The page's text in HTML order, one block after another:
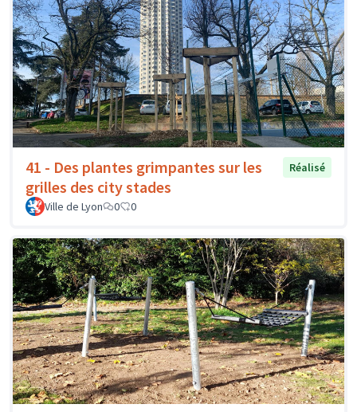
41 - Des plantes grimpantes sur les
grilles des city stades
Réalisé
Ville de Lyon 0 0